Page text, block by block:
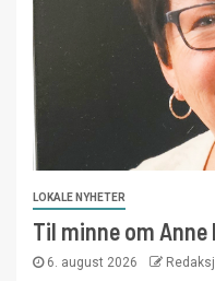
LOKALE NYHETER
Til minne om
6. august 2026